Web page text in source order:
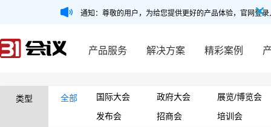
通知：尊敬的用户，为给您提供更好的产品体验，官网登
产品服务 解决方案 精彩案例
类型 全部 国际大会 政府大会
展览/博览会
发布会
招商会 培训会